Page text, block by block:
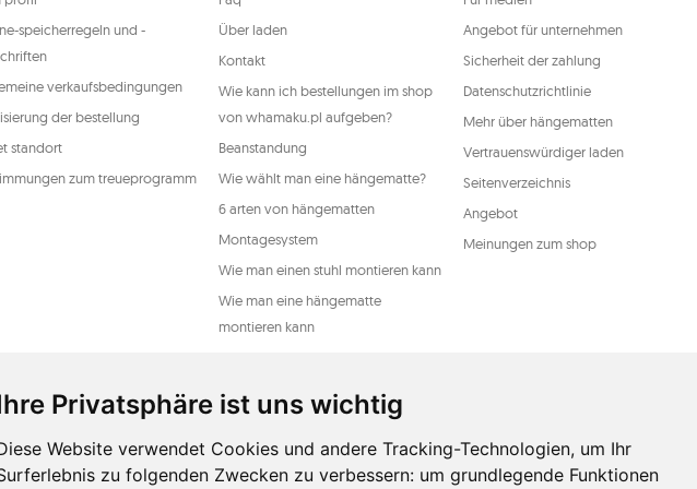
Privatsphäre ist uns wichtig
Website verwendet Cookies und andere Tracking-Technologien, um Ihr
zu folgenden Zwecken zu verbessern: um grundlegende Funktionen
wenden Sie sich bitte per E-Mail oder per Brief an die registrierte
von Mouton Interactive.
finden Sie unter:www.mouton.pl/ODO
speicherregeln und -
verkaufsbedingungen
der bestellung
standort
zum treueprogramm
Über laden
Kontakt
Wie kann ich bestellungen im shop
von whamaku.pl aufgeben?
Beanstandung
Wie wählt man eine hängematte?
6 arten von hängematten
Montagesystem
Wie man einen stuhl montieren kann
Wie man eine hängematte
montieren kann
Angebot für unternehmen
Sicherheit der zahlung
Datenschutzrichtlinie
Mehr über hängematten
Vertrauenswürdiger laden
Seitenverzeichnis
Angebot
Meinungen zum shop